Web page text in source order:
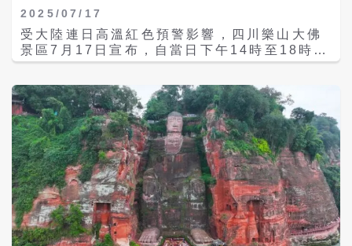
2025/07/17
受大陸連日高溫紅色預警影響，四川樂山大佛
景區7月17日宣布，自當日下午14時至18時臨
時關閉下佛腳觀佛平台，保障遊客人身安全。
脚」「佛都得避暑」，更有人幽默調侃「佛祖
休假，打工人還得上班」。 據大陸中央氣象台
資料顯示，近期熱浪波及範圍廣泛，湖北、湖
南、江西等地局部地區體感溫度逼近50℃。四
川盆地、重慶地區地表溫度普遍超過60℃，夷
陵三峽地區更測得地表溫度高達73℃，創下極
端高溫紀錄。 根據樂山大佛景區管理委員會公
告，2025年7月17日14:00至18:00，景區暫
停開放下佛腳觀佛平台，其餘遺產地區域與夜
間遊覽項目「夜游凌雲山」則照常營運。景區